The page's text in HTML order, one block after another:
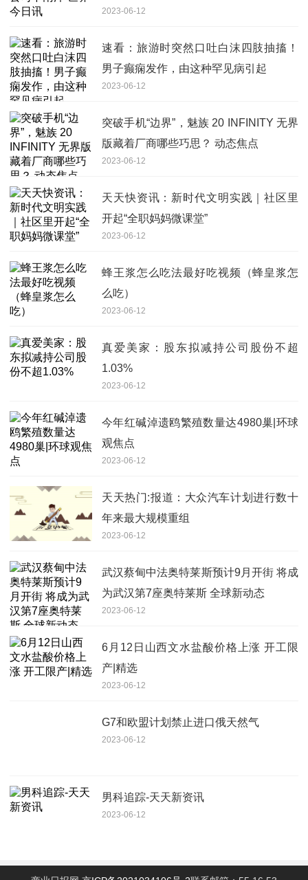
2023-06-12
速看：旅游时突然口吐白沫四肢抽搐！
男子癫痫发作，由这种罕见病引起
2023-06-12
突破手机“边界”，魅族 20 INFINITY 无界
版藏着厂商哪些巧思？ 动态焦点
2023-06-12
天天快资讯：新时代文明实践｜社区里
开起“全职妈妈微课堂”
2023-06-12
蜂王浆怎么吃法最好吃视频（蜂皇浆怎
么吃）
2023-06-12
真爱美家：股东拟减持公司股份不超
1.03%
2023-06-12
今年红碱淖遗鸥繁殖数量达4980巢|环球
观焦点
2023-06-12
天天热门:报道：大众汽车计划进行数十
年来最大规模重组
2023-06-12
武汉蔡甸中法奥特莱斯预计9月开街 将成
为武汉第7座奥特莱斯 全球新动态
2023-06-12
6月12日山西文水盐酸价格上涨 开工限
产|精选
2023-06-12
G7和欧盟计划禁止进口俄天然气
2023-06-12
男科追踪-天天新资讯
2023-06-12